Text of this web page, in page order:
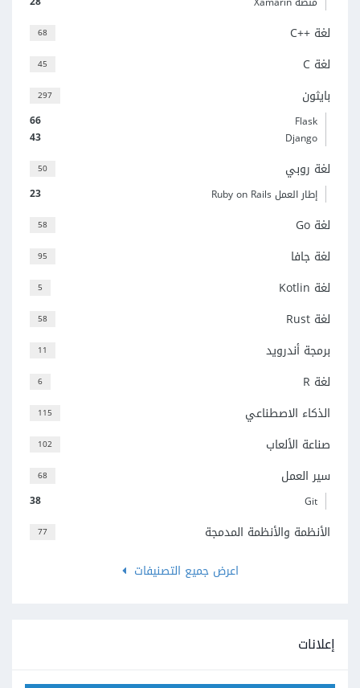
68 لغة C++‎
45 لغة C
297 بايثون
66
Flask
43
Django
50 لغة روبي
23 إطار العمل Ruby on Rails
58 لغة Go
95 لغة جافا
5 لغة Kotlin
58 لغة Rust
11 برمجة أندرويد
6 لغة R
115 الذكاء الاصطناعي
102 صناعة الألعاب
68 سير العمل
38 Git
77
الأنظمة والأنظمة المدمجة
اعرض جميع التصنيفات
إعلانات